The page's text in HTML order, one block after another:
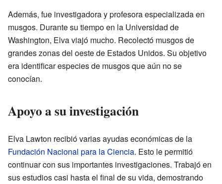
Además, fue investigadora y profesora especializada en
musgos. Durante su tiempo en la Universidad de
Washington, Elva viajó mucho. Recolectó musgos de
grandes zonas del oeste de Estados Unidos. Su objetivo
era identificar especies de musgos que aún no se
conocían.
Apoyo a su investigación
Elva Lawton recibió varias ayudas económicas de la
Fundación Nacional para la Ciencia. Esto le permitió
continuar con sus importantes investigaciones. Trabajó en
sus estudios casi hasta el final de su vida, demostrando